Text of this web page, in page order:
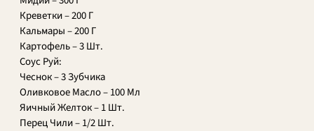
Креветки – 200 Г
Кальмары – 200 Г
Картофель – 3 Шт.
Соус Руй:
Чеснок – 3 Зубчика
Оливковое Масло – 100 Мл
Яичный Желток – 1 Шт.
Перец Чили – 1/2 Шт.